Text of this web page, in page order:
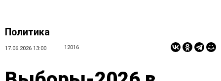
Политика
17.06.2026 13:00 12016